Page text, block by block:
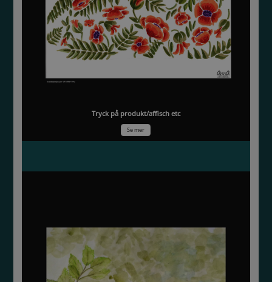
Tryck på produkt/affisch etc
Se mer